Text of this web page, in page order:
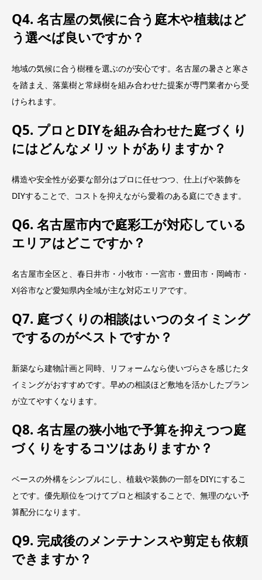
Q4. 名古屋の気候に合う庭木や植栽はど
う選べば良いですか？
地域の気候に合う樹種を選ぶのが安心です。名古屋の暑さと寒さ
を踏まえ、落葉樹と常緑樹を組み合わせた提案が専門業者から受
けられます。
Q5. プロとDIYを組み合わせた庭づくり
にはどんなメリットがありますか？
構造や安全性が必要な部分はプロに任せつつ、仕上げや装飾を
DIYすることで、コストを抑えながら愛着のある庭にできます。
Q6. 名古屋市内で庭彩工が対応している
エリアはどこですか？
名古屋市全区と、春日井市・小牧市・一宮市・豊田市・岡崎市・
刈谷市など愛知県内全域が主な対応エリアです。
Q7. 庭づくりの相談はいつのタイミング
でするのがベストですか？
新築なら建物計画と同時、リフォームなら使いづらさを感じたタ
イミングがおすすめです。早めの相談ほど敷地を活かしたプラン
が立てやすくなります。
Q8. 名古屋の狭小地で予算を抑えつつ庭
づくりをするコツはありますか？
ベースの外構をシンプルにし、植栽や装飾の一部をDIYにするこ
とです。優先順位をつけてプロと相談することで、無理のない予
算配分になります。
Q9. 完成後のメンテナンスや剪定も依頼
できますか？